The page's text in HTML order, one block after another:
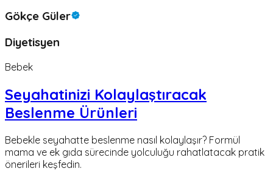
Gökçe Güler
Diyetisyen
Bebek
Seyahatinizi Kolaylaştıracak
Beslenme Ürünleri
Bebekle seyahatte beslenme nasıl kolaylaşır? Formül
mama ve ek gıda sürecinde yolculuğu rahatlatacak pratik
önerileri keşfedin.